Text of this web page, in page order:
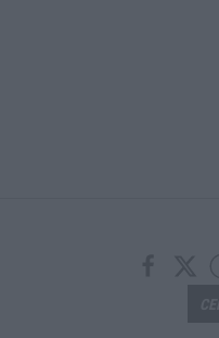
Isola Capo Rizzuto, sequestrata